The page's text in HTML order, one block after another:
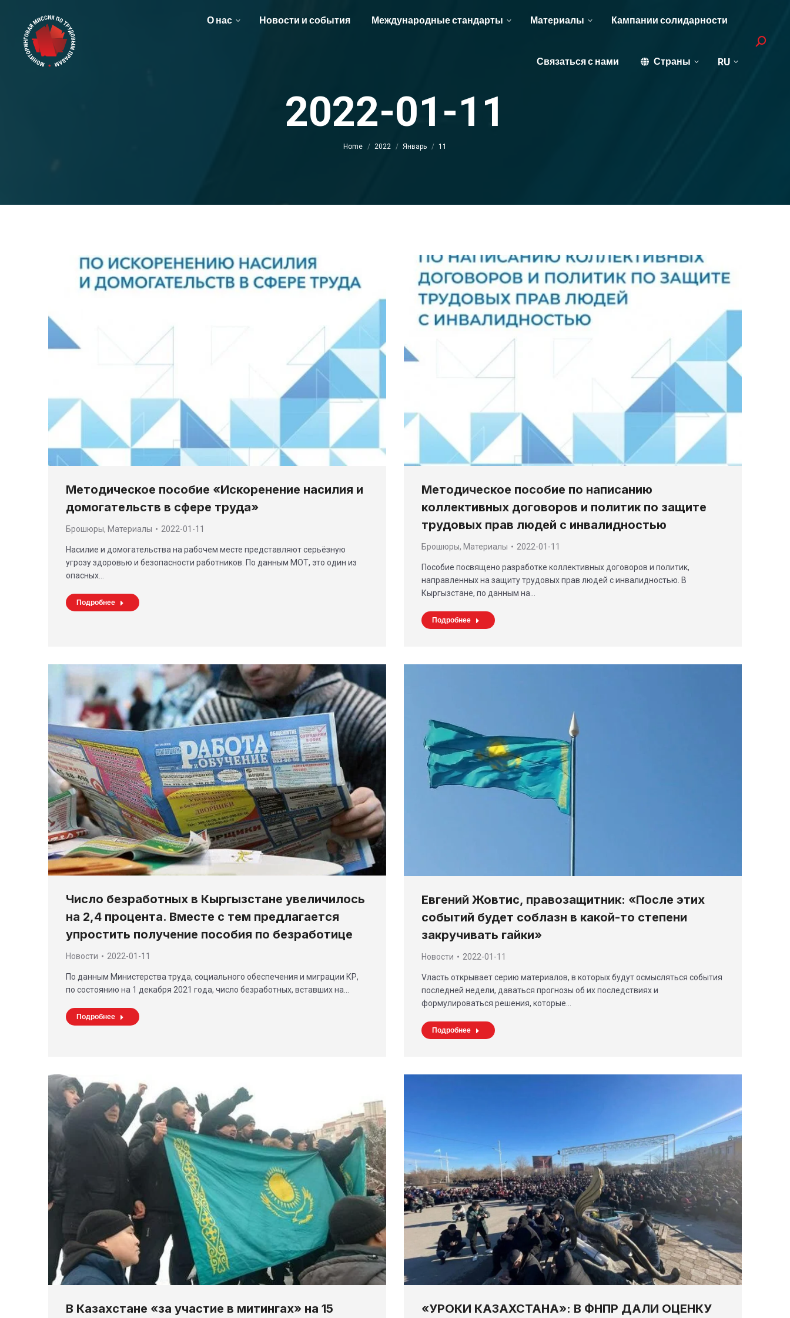
О нас Новости и события Международные стандарты Материалы Кампании солидарности
Связаться с нами Страны RU
Search:
2022-01-11
You are here:
Home 2022 Январь 11
Методическое пособие «Искоренение насилия и
домогательств в сфере труда»
Брошюры, Материалы 2022-01-11
Насилие и домогательства на рабочем месте представляют серьёзную
угрозу здоровью и безопасности работников. По данным МОТ, это один из
опасных…
Подробнее
Методическое пособие по написанию
коллективных договоров и политик по защите
трудовых прав людей с инвалидностью
Брошюры, Материалы 2022-01-11
Пособие посвящено разработке коллективных договоров и политик,
направленных на защиту трудовых прав людей с инвалидностью. В
Кыргызстане, по данным на…
Подробнее
Число безработных в Кыргызстане увеличилось
на 2,4 процента. Вместе с тем предлагается
упростить получение пособия по безработице
Новости 2022-01-11
По данным Министерства труда, социального обеспечения и миграции КР,
по состоянию на 1 декабря 2021 года, число безработных, вставших на…
Подробнее
Евгений Жовтис, правозащитник: «После этих
событий будет соблазн в какой-то степени
закручивать гайки»
Новости 2022-01-11
Vласть открывает серию материалов, в которых будут осмысляться события
последней недели, даваться прогнозы об их последствиях и
формулироваться решения, которые…
Подробнее
В Казахстане «за участие в митингах» на 15 «УРОКИ КАЗАХСТАНА»: В ФНПР ДАЛИ ОЦЕНКУ